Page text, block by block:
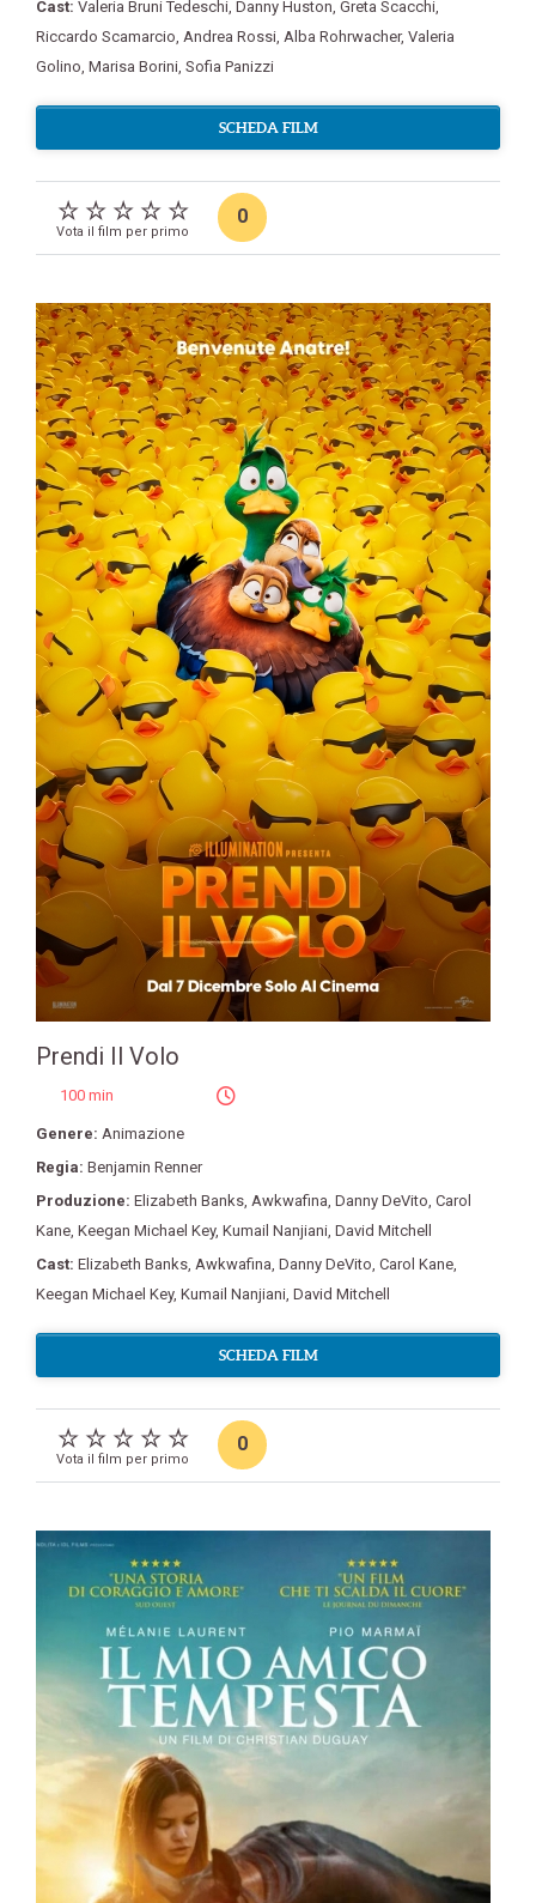
Cast: Valeria Bruni Tedeschi Danny Huston Greta Scacchi
Riccardo Scamarcio Andrea Rossi Alba Rohrwacher, Valeria
Golino Marisa Borini Sofia Panizzi
SCHEDA FILM
Vota il film per primo
0
Prendi Il Volo
100 min
Genere: Animazione
Regia: Benjamin Renner
Produzione: Elizabeth Banks, Awkwafina, Danny DeVito, Carol
Kane, Keegan Michael Key, Kumail Nanjiani, David Mitchell
Cast: Elizabeth Banks, Awkwafina, Danny DeVito, Carol Kane,
Keegan Michael Key, Kumail Nanjiani, David Mitchell
SCHEDA FILM
Vota il film per primo
0